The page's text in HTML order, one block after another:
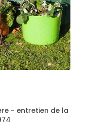
- entretien de la